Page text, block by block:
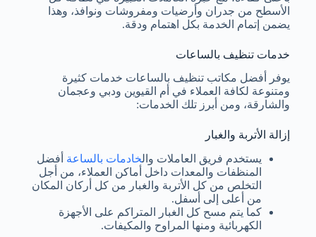
الأسطح من جدران وأرضيات ومفروشات ونوافذ، وهذا
يضمن إتمام الخدمة بكل اهتمام ودقة.
خدمات تنظيف بالساعات
يوفر أفضل مكاتب تنظيف بالساعات خدمات كثيرة
ومتنوعة لكافة العملاء في أم القيوين ودبي وعجمان
والشارقة، ومن أبرز تلك الخدمات:
إزالة الأتربة والغبار
يستخدم فريق العاملات والخادمات بالساعة أفضل
المنظفات والمعدات داخل أماكن العملاء، من أجل
التخلص من كل الأتربة والغبار من كل أركان المكان
من أعلى إلى أسفل.
كما يتم مسح كل الغبار المتراكم على الأجهزة
الكهربائية ومنها المراوح والمكيفات.